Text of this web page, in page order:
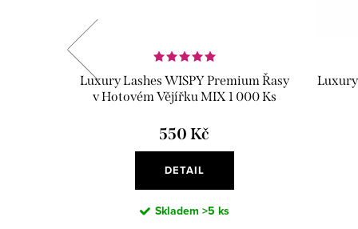
Luxury Lashes WISPY Premium Řasy
v Hotovém Vějířku MIX 1 000 Ks
550 Kč
DETAIL
Skladem >5 ks
Luxury